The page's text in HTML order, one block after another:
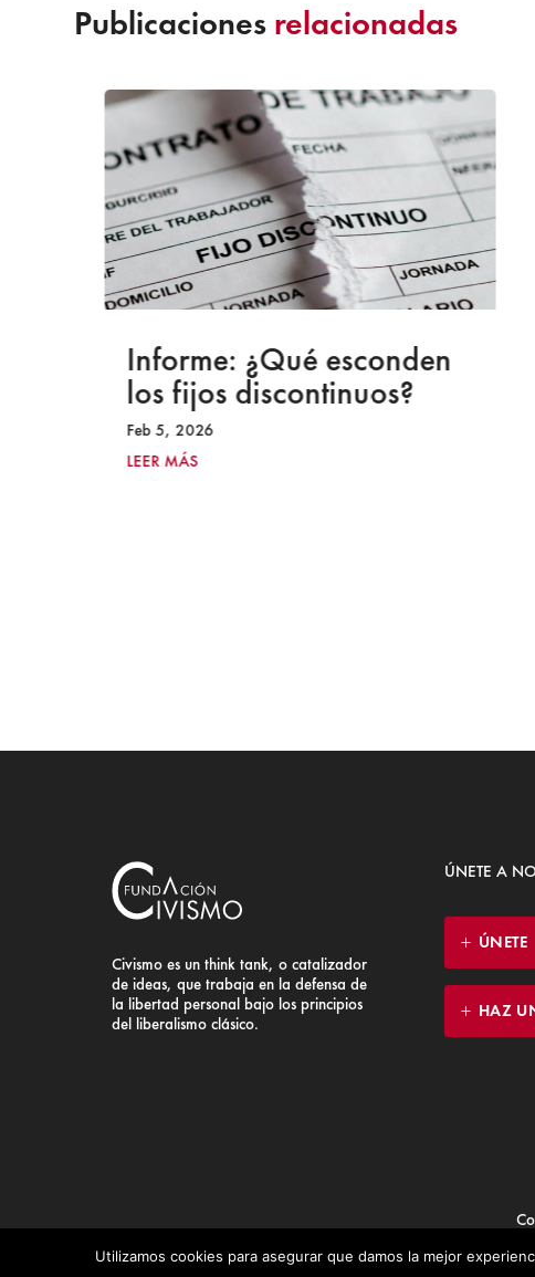
Publicaciones relacionadas
Informe: ¿Qué esconden
los fijos discontinuos?
Feb 5, 2026
LEER MÁS
Civismo es un think tank, o catalizador
de ideas, que trabaja en la defensa de
la libertad personal bajo los principios
del liberalismo clásico.
ÚNETE A
ÚNETE
HAZ
Utilizamos cookies para asegurar que damos la mejor